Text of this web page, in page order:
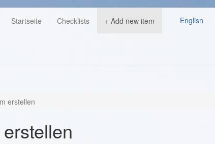
Startseite Checklists + Add new item English
erstellen